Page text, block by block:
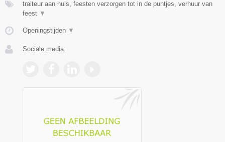
traiteur aan huis, feesten verzorgen tot in de puntjes, verhuur van
feest ▼
Openingstijden ▼
Sociale media: